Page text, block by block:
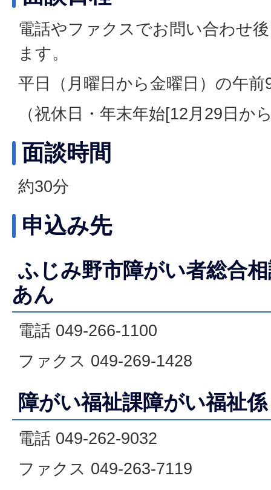
電話やファクスでお問い合わせ
ます。
平日（月曜日から金曜日）の午
（祝休日・年末年始[12月29日か
面談時間
約30分
申込み先
ふじみ野市障がい者総合
あん
電話 049-266-1100
ファクス 049-269-1428
障がい福祉課障がい福祉係
電話 049-262-9032
ファクス 049-263-7119